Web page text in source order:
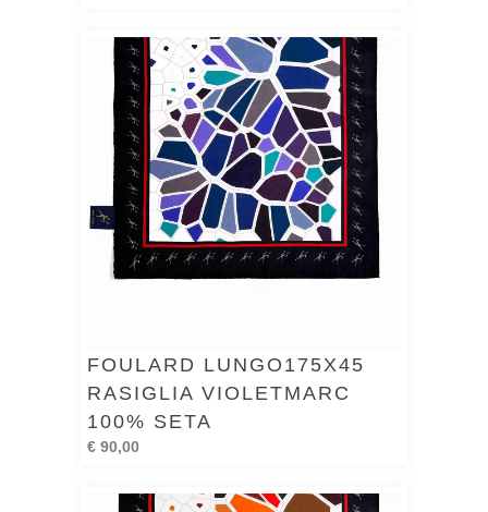
FOULARD LUNGO175X45
RASIGLIA VIOLETMARC
100% SETA
€ 90,00